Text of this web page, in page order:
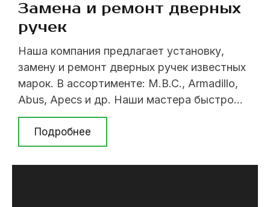
Замена и ремонт дверных
ручек
Наша компания предлагает установку,
замену и ремонт дверных ручек известных
марок. В ассортименте: M.B.C., Armadillo,
Abus, Apecs и др. Наши мастера быстро
выполнят работу. Мы работаем по Киеву.
При замене, врезке или установке дверных
замков важно обратить внимание на
качество и надежность фурнитуры. Какую
Подробнее